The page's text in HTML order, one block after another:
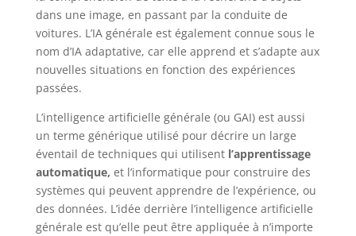
dans une image, en passant par la conduite de
voitures. L’IA générale est également connue sous le
nom d’IA adaptative, car elle apprend et s’adapte aux
nouvelles situations en fonction des expériences
passées.
L’intelligence artificielle générale (ou GAI) est aussi
un terme générique utilisé pour décrire un large
éventail de techniques qui utilisentl’apprentissage
automatique, et l’informatique pour construire des
systèmes qui peuvent apprendre de l’expérience, ou
des données. L’idée derrière l’intelligence artificielle
générale est qu’elle peut être appliquée à n’importe